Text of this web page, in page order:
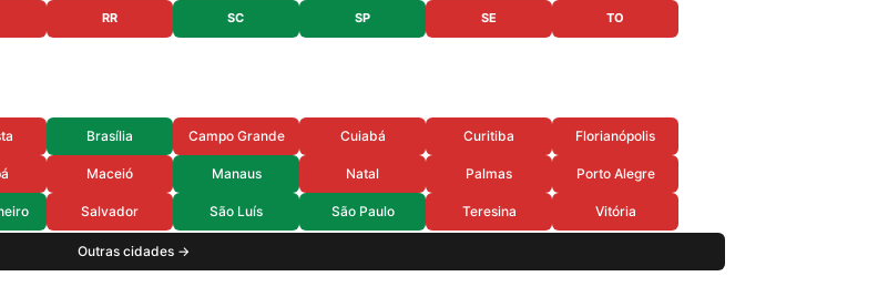
RR SC SP SE TO
Brasília Campo Grande Cuiabá Curitiba Florianópolis
Maceió Manaus Natal Palmas Porto Alegre
Salvador São Luís São Paulo Teresina Vitória
Outras cidades →